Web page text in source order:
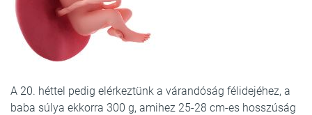
A 20. héttel pedig elérkeztünk a várandóság félidejéhez, a
baba súlya ekkorra 300 g, amihez 25-28 cm-es hosszúság